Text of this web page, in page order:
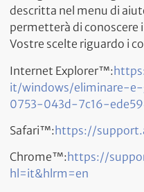
descritta nel menu di
permetterà di conoscere
Vostre scelte riguardo i
Internet Explorer™:
it/windows/eliminare-
0753-043d-7c16-
Safari™:https://
Chrome™:https://
hl=it&hlrm=en